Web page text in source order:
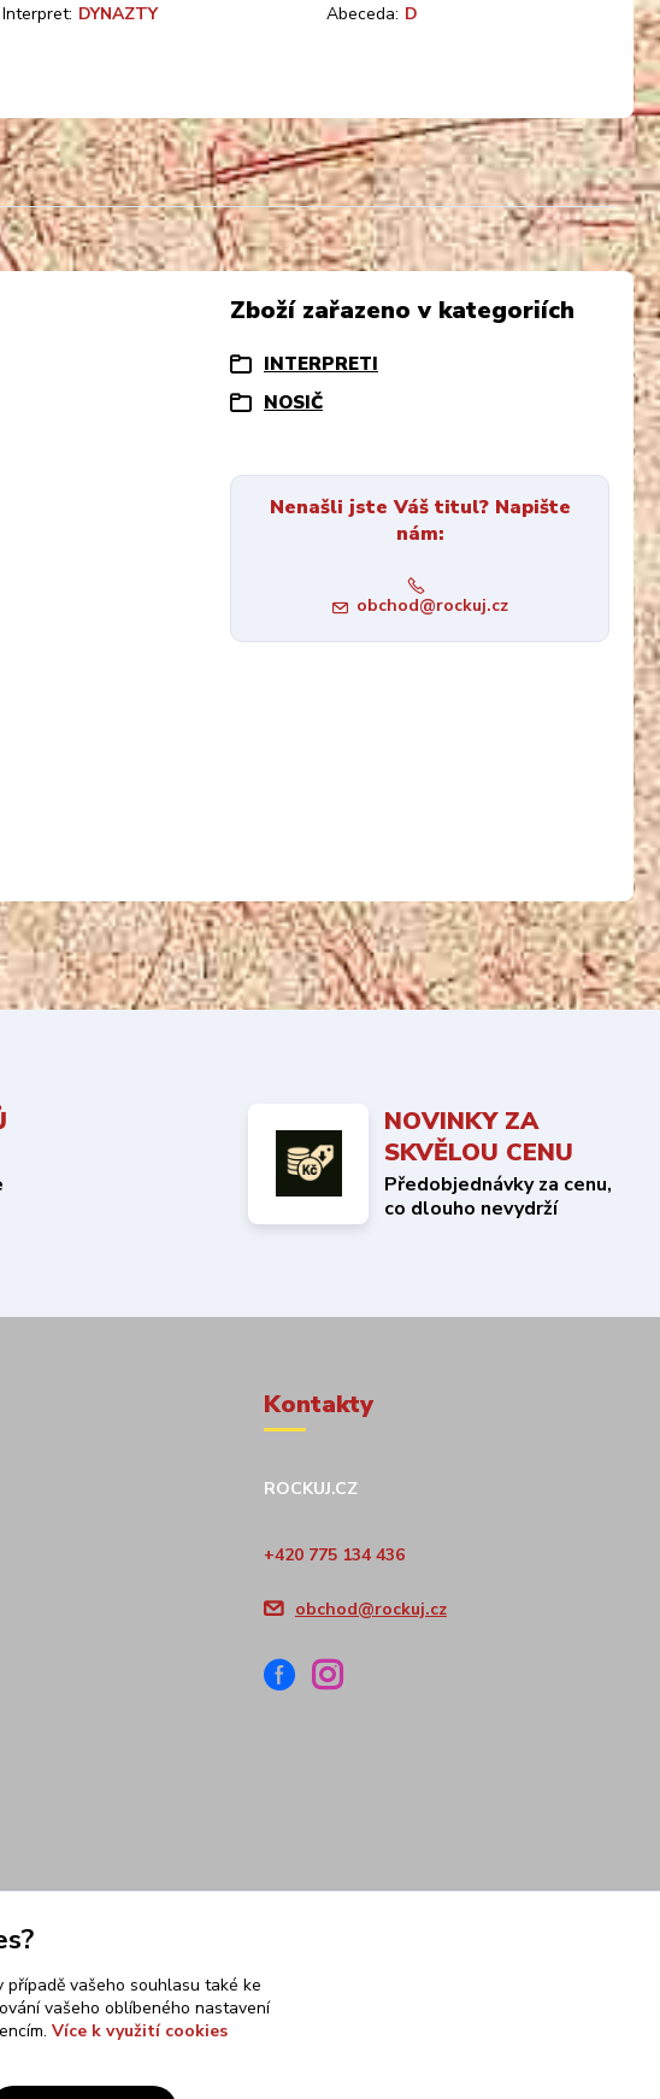
Interpret: DYNAZTY Abeceda: D
Zboží zařazeno v kategoriích
INTERPRETI
NOSIČ
Nenašli jste Váš titul? Napište
nám:
obchod@rockuj.cz
NOVINKY ZA
SKVĚLOU CENU
Předobjednávky za cenu,
co dlouho nevydrží
Kontakty
ROCKUJ.CZ
+420 775 134 436
obchod@rockuj.cz
vašeho souhlasu také ke
vašeho oblíbeného nastavení
Více k využití cookies